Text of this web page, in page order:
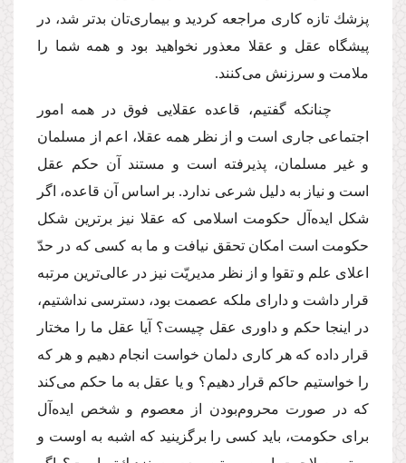
پزشك تازه كارى مراجعه كردید و بیمارى‌تان بدتر شد، در
پیشگاه عقل و عقلا معذور نخواهید بود و همه شما را
ملامت و سرزنش مى‌كنند.
چنانكه گفتیم، قاعده عقلایى فوق در همه امور
اجتماعى جارى است و از نظر همه عقلا، اعم از مسلمان
و غیر مسلمان، پذیرفته است و مستند آن حكم عقل
است و نیاز به دلیل شرعى ندارد. بر اساس آن قاعده، اگر
شكل ایده‌آل حكومت اسلامى كه عقلا نیز برترین شكل
حكومت است امكان تحقق نیافت و ما به كسى كه در حدّ
اعلاى علم و تقوا و از نظر مدیریّت نیز در عالى‌ترین مرتبه
قرار داشت و داراى ملكه عصمت بود، دسترسى نداشتیم،
در اینجا حكم و داورى عقل چیست؟ آیا عقل ما را مختار
قرار داده كه هر كارى دلمان خواست انجام دهیم و هر كه
را خواستیم حاكم قرار دهیم؟ و یا عقل به ما حكم مى‌كند
كه در صورت محروم‌بودن از معصوم و شخص ایده‌آل
براى حكومت، باید كسى را برگزینید كه اشبه به اوست و